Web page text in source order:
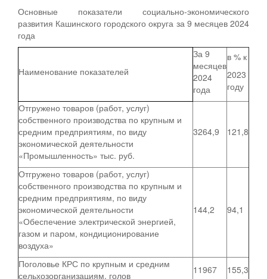
Основные показатели социально-экономического
развития Кашинского городского округа за 9 месяцев 2024
года
Наименование показателей
За 9
месяцев
2024
года
в % к
2023
году
Отгружено товаров (работ, услуг)
собственного производства по крупным и
средним предприятиям, по виду
экономической деятельности
«Промышленность» тыс. руб.
3264,9 121,8
Отгружено товаров (работ, услуг)
собственного производства по крупным и
средним предприятиям, по виду
экономической деятельности
«Обеспечение электрической энергией,
газом и паром, кондиционирование
воздуха»
144,2 94,1
Поголовье КРС по крупным и средним
сельхозорганизациям, голов
11967 155,3